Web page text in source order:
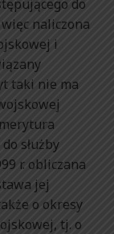
do
więc naliczona
i
taki nie ma
służby
r. obliczana
jej
o okresy
tj. o